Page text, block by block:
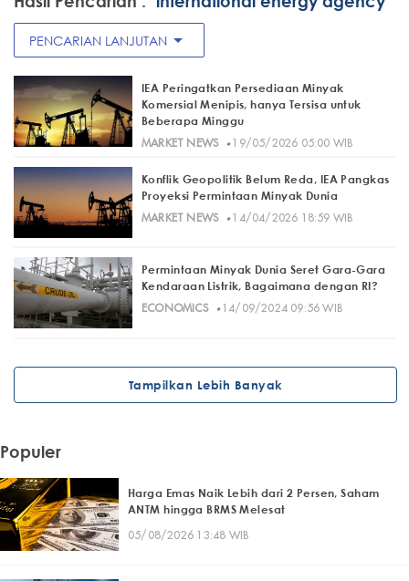
PENCARIAN LANJUTAN arrow_drop_down
IEA Peringatkan Persediaan Minyak
Komersial Menipis, hanya Tersisa untuk
Beberapa Minggu
MARKET NEWS· 19/05/2026 05:00 WIB
Konflik Geopolitik Belum Reda, IEA Pangkas
Proyeksi Permintaan Minyak Dunia
MARKET NEWS· 14/04/2026 18:59 WIB
Permintaan Minyak Dunia Seret Gara-Gara
Kendaraan Listrik, Bagaimana dengan RI?
ECONOMICS· 14/09/2024 09:56 WIB
Tampilkan Lebih Banyak
Populer
Harga Emas Naik Lebih dari 2 Persen, Saham
ANTM hingga BRMS Melesat
05/08/2026 13:48 WIB